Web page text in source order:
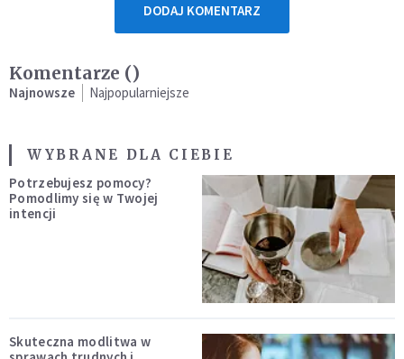
DODAJ KOMENTARZ
Komentarze ()
Najnowsze Najpopularniejsze
WYBRANE DLA CIEBIE
Potrzebujesz pomocy?
Pomodlimy się w Twojej
intencji
Skuteczna modlitwa w